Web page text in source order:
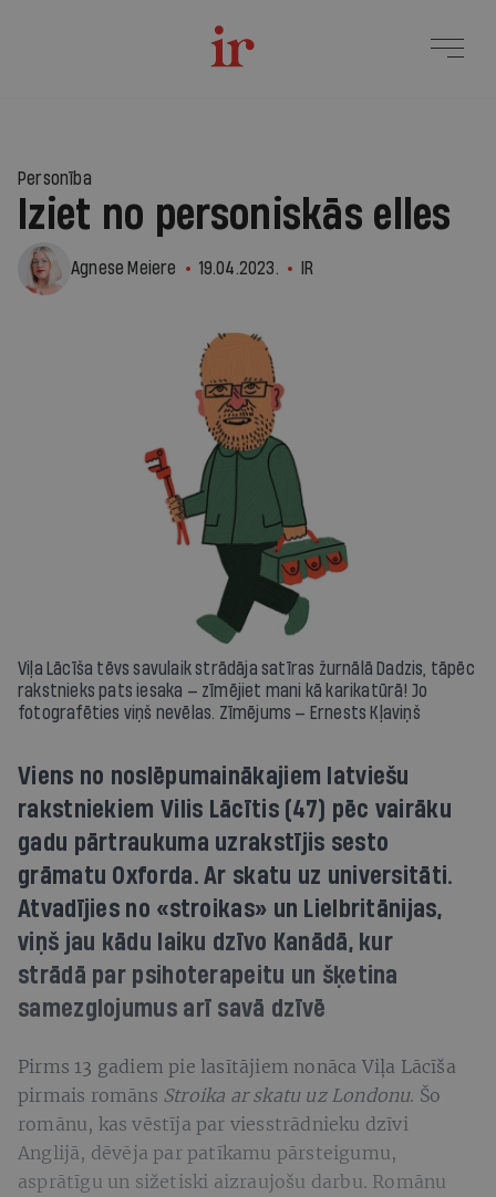
Personība
Iziet no personiskās elles
Agnese Meiere 19.04.2023. IR
Viļa Lācīša tēvs savulaik strādāja satīras žurnālā Dadzis, tāpēc
rakstnieks pats iesaka — zīmējiet mani kā karikatūrā! Jo
fotografēties viņš nevēlas. Zīmējums — Ernests Kļaviņš
Viens no noslēpumainākajiem latviešu
rakstniekiem Vilis Lācītis (47) pēc vairāku
gadu pārtraukuma uzrakstījis sesto
grāmatu Oxforda. Ar skatu uz universitāti.
Atvadījies no «stroikas» un Lielbritānijas,
viņš jau kādu laiku dzīvo Kanādā, kur
strādā par psihoterapeitu un šķetina
samezglojumus arī savā dzīvē
Pirms 13 gadiem pie lasītājiem nonāca Viļa Lācīša
pirmais romāns Stroika ar skatu uz Londonu. Šo
romānu, kas vēstīja par viesstrādnieku dzīvi
Anglijā, dēvēja par patīkamu pārsteigumu,
asprātīgu un sižetiski aizraujošu darbu. Romānu